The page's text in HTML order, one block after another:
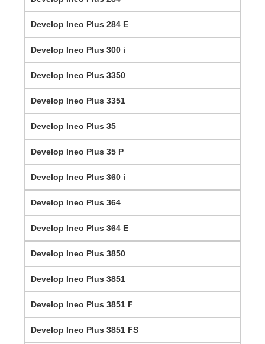
Develop Ineo Plus 284 E
Develop Ineo Plus 300 i
Develop Ineo Plus 3350
Develop Ineo Plus 3351
Develop Ineo Plus 35
Develop Ineo Plus 35 P
Develop Ineo Plus 360 i
Develop Ineo Plus 364
Develop Ineo Plus 364 E
Develop Ineo Plus 3850
Develop Ineo Plus 3851
Develop Ineo Plus 3851 F
Develop Ineo Plus 3851 FS